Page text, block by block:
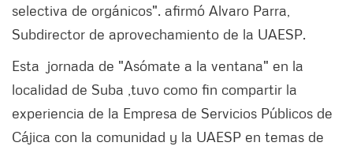
selectiva de orgánicos". afirmó Alvaro Parra,
Subdirector de aprovechamiento de la UAESP.
Esta jornada de "Asómate a la ventana" en la
localidad de Suba ,tuvo como fin compartir la
experiencia de la Empresa de Servicios Públicos de
Cájica con la comunidad y la UAESP en temas de